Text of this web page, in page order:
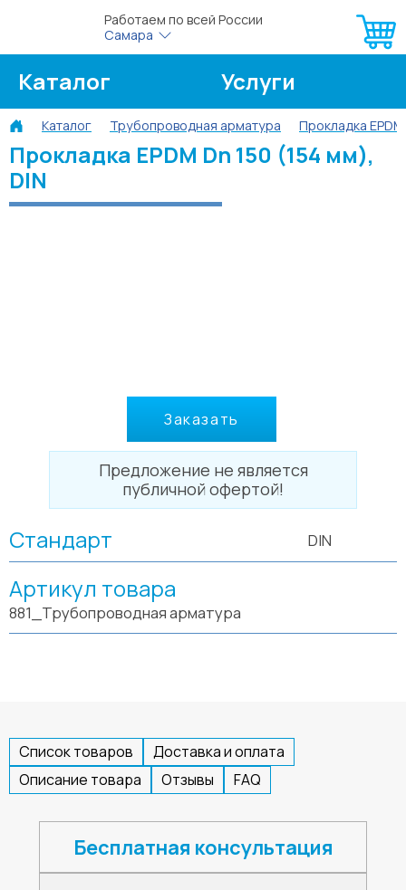
Работаем по всей России
Самара
Каталог
Услуги
О компании
Об оплате
Каталог Трубопроводная арматура Прокладка
Прокладка EPDM Dn 150 (154 мм),
DIN
Заказать
Предложение не является
публичной офертой!
Стандарт DIN
Артикул товара
881_Трубопроводная арматура
Список товаров
Доставка и оплата
Описание товара
Отзывы FAQ
Бесплатная консультация